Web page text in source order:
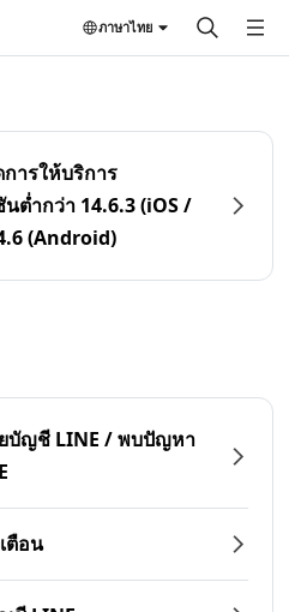
ภาษาไทย
ารให้บริการ
ต่ำกว่า 14.6.3 (iOS /
(Android)
บัญชี LINE / พบปัญหา
ตือน